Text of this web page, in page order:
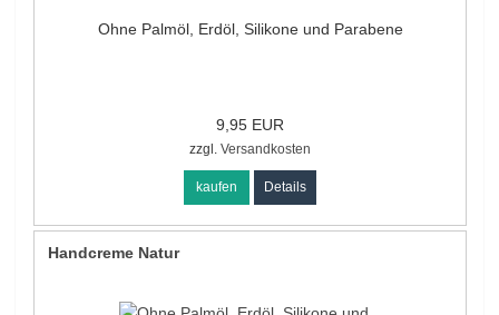
Ohne Palmöl, Erdöl, Silikone und Parabene
9,95 EUR
zzgl. Versandkosten
kaufen Details
Handcreme Natur